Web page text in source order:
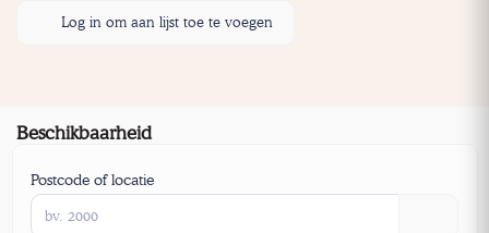
Log in om aan lijst toe te voegen
Beschikbaarheid
Postcode of locatie